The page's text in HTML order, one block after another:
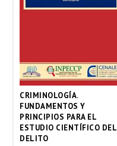
CRIMINOLOGÍA.
FUNDAMENTOS Y
PRINCIPIOS PARA EL
ESTUDIO CIENTÍFICO DEL
DELITO